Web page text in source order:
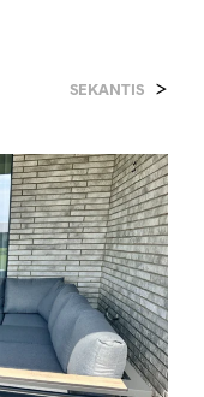
SEKANTIS >